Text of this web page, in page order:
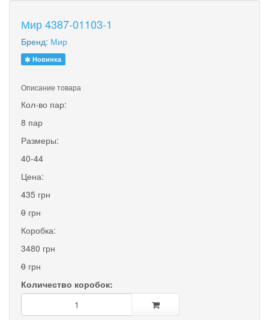
Мир 4387-01103-1
Бренд: Мир
Новинка
Описание товара
Кол-во пар:
8 пар
Размеры:
40-44
Цена:
435 грн
0 грн
Коробка:
3480 грн
0 грн
Количество коробок: